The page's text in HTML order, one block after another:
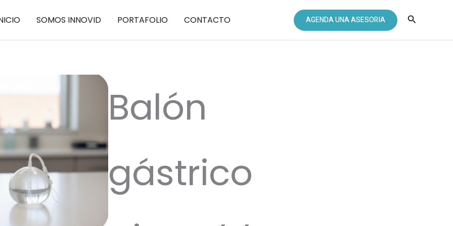
SOMOS INNOVID PORTAFOLIO CONTACTO AGENDA UNA ASESORIA Buscar
Balón
gástrico